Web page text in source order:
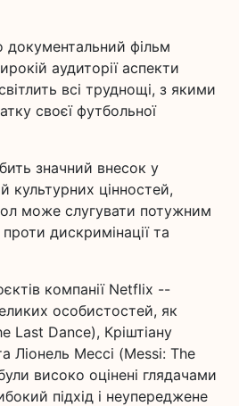
фільм
аудиторії аспекти
всі труднощі, з якими
своєї футбольної
значний внесок у
культурних цінностей,
може слугувати потужним
дискримінації та
компанії Netflix --
особистостей, як
Last Dance), Кріштіану
Ліонель Мессі (Messi: The
високо оцінені глядачами
підхід і неупереджене